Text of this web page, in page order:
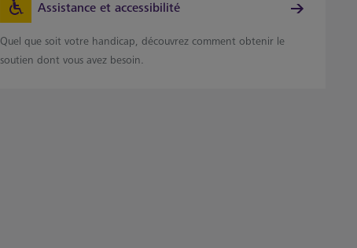
Assistance et accessibilité
Quel que soit votre handicap, découvrez comment obtenir le
soutien dont vous avez besoin.